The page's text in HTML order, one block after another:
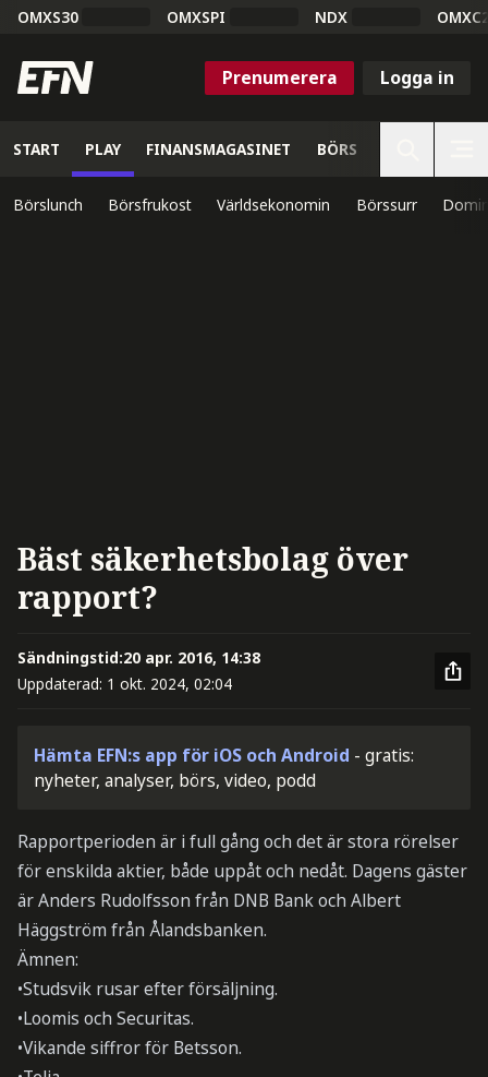
OMXS30 OMXSPI NDX
Prenumerera Logga in
START PLAY FINANSMAGASINET BÖRS
Börslunch Börsfrukost Världsekonomin Börssurr
Bäst säkerhetsbolag över
rapport?
Sändningstid:20 apr. 2016, 14:38
Uppdaterad: 1 okt. 2024, 02:04
Hämta EFN:s app för iOS och Android - gratis:
nyheter, analyser, börs, video, podd
Rapportperioden är i full gång och det är stora rörelser
för enskilda aktier, både uppåt och nedåt. Dagens gäster
är Anders Rudolfsson från DNB Bank och Albert
Häggström från Ålandsbanken.
Ämnen:
•Studsvik rusar efter försäljning.
•Loomis och Securitas.
•Vikande siffror för Betsson.